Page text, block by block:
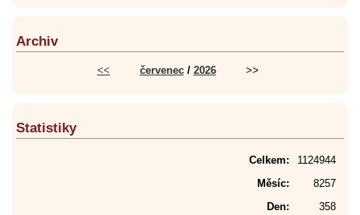
Archiv
<< červenec/ 2026 >>
Statistiky
Celkem:
1124944
Měsíc:
8257
Den:
358